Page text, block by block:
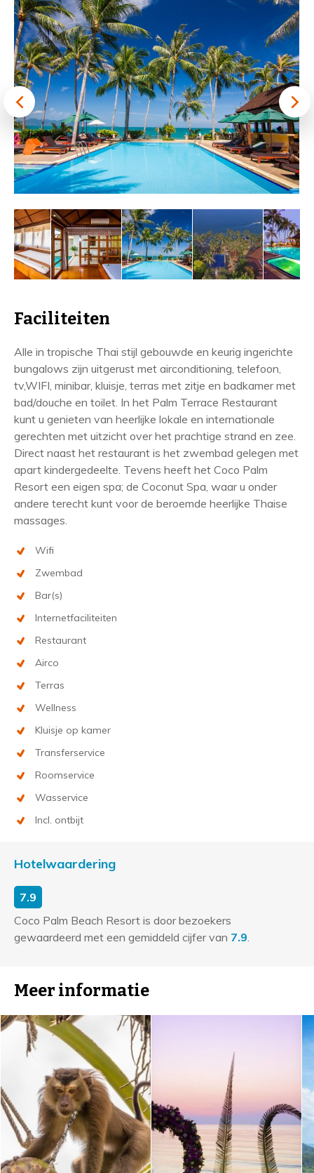
Faciliteiten
Alle in tropische Thai stijl gebouwde en keurig ingerichte
bungalows zijn uitgerust met airconditioning, telefoon,
tv,WIFI, minibar, kluisje, terras met zitje en badkamer met
bad/douche en toilet. In het Palm Terrace Restaurant
kunt u genieten van heerlijke lokale en internationale
gerechten met uitzicht over het prachtige strand en zee.
Direct naast het restaurant is het zwembad gelegen met
apart kindergedeelte. Tevens heeft het Coco Palm
Resort een eigen spa; de Coconut Spa, waar u onder
andere terecht kunt voor de beroemde heerlijke Thaise
massages.
Wifi
Zwembad
Bar(s)
Internetfaciliteiten
Restaurant
Airco
Terras
Wellness
Kluisje op kamer
Transferservice
Roomservice
Wasservice
Incl. ontbijt
Hotelwaardering
7.9
Coco Palm Beach Resort is door bezoekers
gewaardeerd met een gemiddeld cijfer van 7.9.
Meer informatie